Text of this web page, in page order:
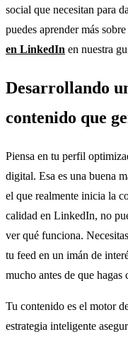
social que necesitan para
puedes aprender más sobre
en LinkedIn en nuestra
Desarrollando
contenido que
Piensa en tu perfil
digital. Esa es una buena
el que realmente inicia la
calidad en LinkedIn, no
ver qué funciona.
tu feed en un imán de
mucho antes de que
Tu contenido es el motor
estrategia inteligente